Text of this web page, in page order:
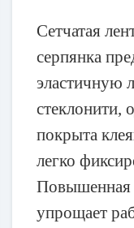
Сетчатая
серпянка
эластичную
стеклонити,
покрыта
легко
Повышенная
упрощает